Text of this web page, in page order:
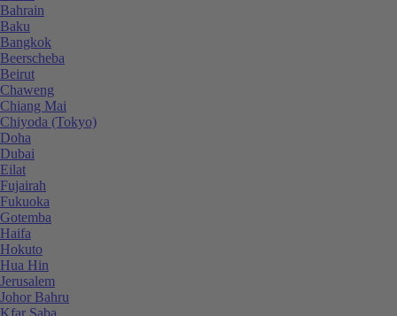
Bahrain
Baku
Bangkok
Beerscheba
Beirut
Chaweng
Chiang Mai
Chiyoda (Tokyo)
Doha
Dubai
Eilat
Fujairah
Fukuoka
Gotemba
Haifa
Hokuto
Hua Hin
Jerusalem
Johor Bahru
Kfar Saba